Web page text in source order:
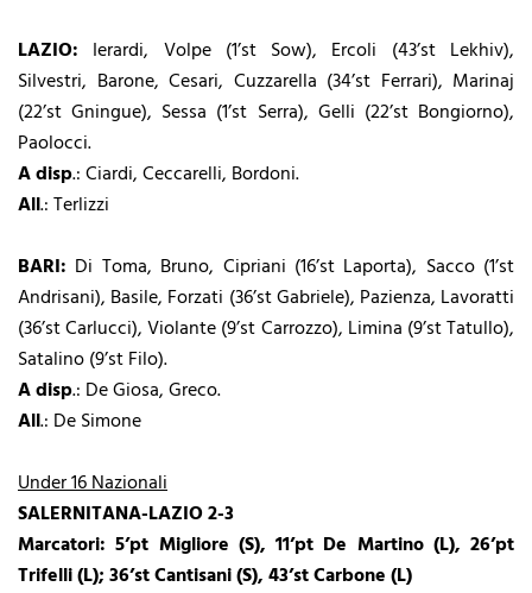
LAZIO: Ierardi, Volpe (1’st Sow), Ercoli (43’st Lekhiv),
Silvestri, Barone, Cesari, Cuzzarella (34’st Ferrari), Marinaj
(22’st Gningue), Sessa (1’st Serra), Gelli (22’st Bongiorno),
Paolocci.
A disp.: Ciardi, Ceccarelli, Bordoni.
All.: Terlizzi
BARI: Di Toma, Bruno, Cipriani (16’st Laporta), Sacco (1’st
Andrisani), Basile, Forzati (36’st Gabriele), Pazienza, Lavoratti
(36’st Carlucci), Violante (9’st Carrozzo), Limina (9’st Tatullo),
Satalino (9’st Filo).
A disp.: De Giosa, Greco.
All.: De Simone
Under 16 Nazionali
SALERNITANA-LAZIO 2-3
Marcatori:5’pt Migliore (S), 11’pt De Martino (L), 26’pt
Trifelli (L); 36’st Cantisani (S), 43’st Carbone (L)